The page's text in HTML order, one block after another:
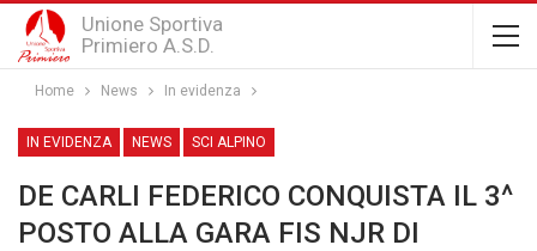
Unione Sportiva
Primiero A.S.D.
Home News In evidenza
IN EVIDENZA NEWS SCI ALPINO
DE CARLI FEDERICO CONQUISTA IL 3^
POSTO ALLA GARA FIS NJR DI